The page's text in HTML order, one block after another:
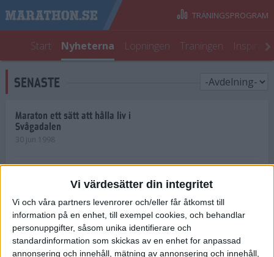
Vi värdesätter din integritet
Vi och våra partners levenrorer och/eller får åtkomst till
information på en enhet, till exempel cookies, och behandlar
personuppgifter, såsom unika identifierare och
standardinformation som skickas av en enhet for anpassad
annonsering och innehåll, mätning av annonsering och innehåll,
Start Nyheterna Löpningen Träningen
TRÄNINGSPROGRAM
SENASTE
Maraton ett sätt att hålla liv i
Svågadalen
30 jun 1998
Norrlänningar firade semester i
Strängnäs
28 jun 1998